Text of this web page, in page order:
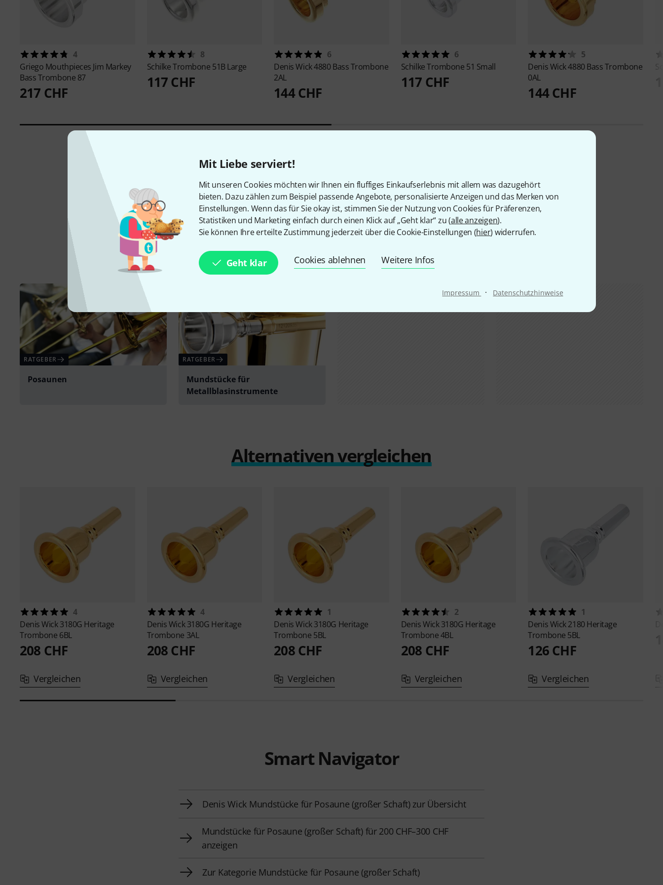
Mit Liebe serviert!
Mit unseren Cookies möchten wir Ihnen ein fluffiges Einkaufserlebnis mit allem was dazugehört
bieten. Dazu zählen zum Beispiel passende Angebote, personalisierte Anzeigen und das Merken von
Einstellungen. Wenn das für Sie okay ist, stimmen Sie der Nutzung von Cookies für Präferenzen,
Statistiken und Marketing einfach durch einen Klick auf „Geht klar“ zu (alle anzeigen).
Sie können Ihre erteilte Zustimmung jederzeit über die Cookie-Einstellungen (hier) widerrufen.
Geht klar Cookies ablehnen Weitere Infos
Impressum · Datenschutzhinweise
4
Griego Mouthpieces Jim Markey
Bass Trombone 87
217 CHF
8
SchilkeTrombone 51B Large
117 CHF
6
Denis Wick4880 Bass Trombone
2AL
144 CHF
6
SchilkeTrombone 51 Small
117 CHF
5
Denis Wick4880 Bass Trombone
0AL
144 CHF
Schon gewusst?
Alle Ratgeber
RATGEBER
Posaunen
RATGEBER
Mundstücke für
Metallblasinstrumente
Alternativen vergleichen
4
Denis Wick3180G Heritage
Trombone 6BL
208 CHF
Vergleichen
4
Denis Wick3180G Heritage
Trombone 3AL
208 CHF
Vergleichen
1
Denis Wick3180G Heritage
Trombone 5BL
208 CHF
Vergleichen
2
Denis Wick3180G Heritage
Trombone 4BL
208 CHF
Vergleichen
1
Denis Wick2180 Heritage
Trombone 5BL
126 CHF
Vergleichen
Smart Navigator
Denis Wick Mundstücke für Posaune (großer Schaft) zur Übersicht
Mundstücke für Posaune (großer Schaft) für 200 CHF–300 CHF
anzeigen
Zur Kategorie Mundstücke für Posaune (großer Schaft)